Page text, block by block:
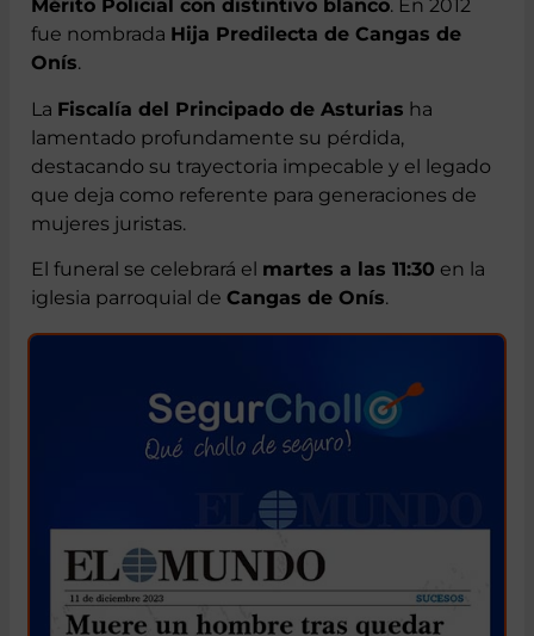
Mérito Policial con distintivo blanco. En 2012
fue nombrada Hija Predilecta de Cangas de
Onís.
La Fiscalía del Principado de Asturias ha
lamentado profundamente su pérdida,
destacando su trayectoria impecable y el legado
que deja como referente para generaciones de
mujeres juristas.
El funeral se celebrará el martes a las 11:30 en la
iglesia parroquial de Cangas de Onís.